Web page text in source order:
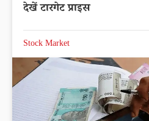
देखें टारगेट प्राइस
Stock Market